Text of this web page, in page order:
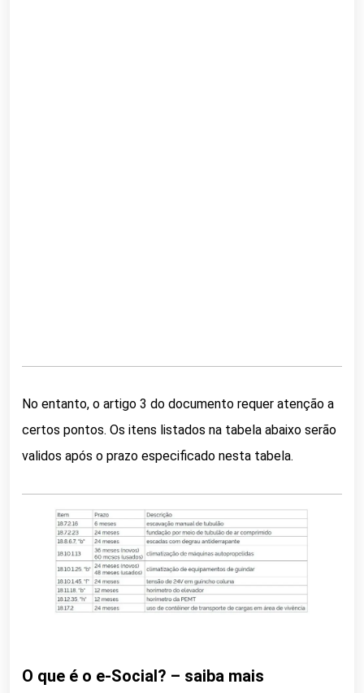
No entanto, o artigo 3 do documento requer atenção a
certos pontos. Os itens listados na tabela abaixo serão
validos após o prazo especificado nesta tabela.
O que é o e-Social? – saiba mais